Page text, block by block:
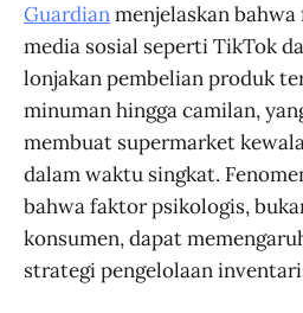
Guardianmenjelaskan
media sosial seperti TikTok
lonjakan pembelian produk
minuman hingga camilan,
membuat supermarket
dalam waktu singkat.
bahwa faktor psikologis,
konsumen, dapat
strategi pengelolaan